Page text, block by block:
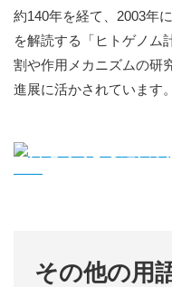
約140年を経て、2003年
を解読する「ヒトゲノム
割や作用メカニズムの研
進展に活かされています。
その他の用